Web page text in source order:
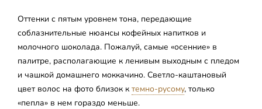
Оттенки с пятым уровнем тона, передающие
соблазнительные нюансы кофейных напитков и
молочного шоколада. Пожалуй, самые «осенние» в
палитре, располагающие к ленивым выходным с пледом
и чашкой домашнего моккачино. Светло-каштановый
цвет волос на фото близок к темно-русому, только
«пепла» в нем гораздо меньше.